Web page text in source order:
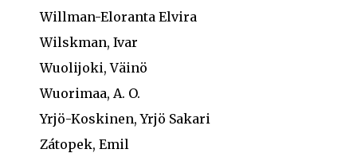
Willman-Eloranta Elvira
Wilskman, Ivar
Wuolijoki, Väinö
Wuorimaa, A. O.
Yrjö-Koskinen, Yrjö Sakari
Zátopek, Emil